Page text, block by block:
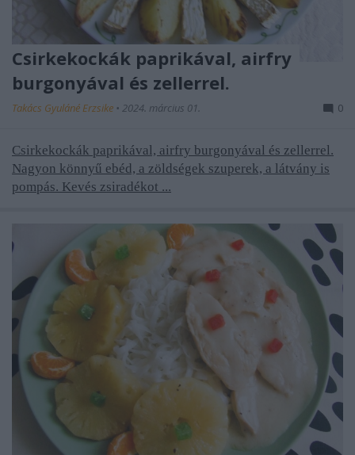
Csirkekockák paprikával, airfry
burgonyával és zellerrel.
Takács Gyuláné Erzsike • 2024. március 01. 0
Csirkekockák paprikával, airfry burgonyával és zellerrel.
Nagyon könnyű ebéd, a zöldségek szuperek, a látvány is
pompás. Kevés zsiradékot ...